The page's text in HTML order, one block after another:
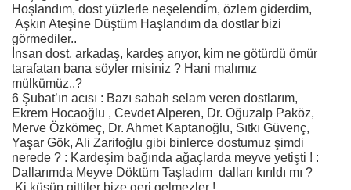
Hoşlandım, dost yüzlerle neşelendim, özlem giderdim,
Aşkın Ateşine Düştüm Haşlandım da dostlar bizi
görmediler..
İnsan dost, arkadaş, kardeş arıyor, kim ne götürdü ömür
tarafatan bana söyler misiniz ? Hani malımız
mülkümüz..?
6 Şubat’ın acısı : Bazı sabah selam veren dostlarım,
Ekrem Hocaoğlu , Cevdet Alperen, Dr. Oğuzalp Paköz,
Merve Özkömeç, Dr. Ahmet Kaptanoğlu, Sıtkı Güvenç,
Yaşar Gök, Ali Zarifoğlu gibi binlerce dostumuz şimdi
nerede ? : Kardeşim bağında ağaçlarda meyve yetişti ! :
Dallarımda Meyve Döktüm Taşladım dalları kırıldı mı ?